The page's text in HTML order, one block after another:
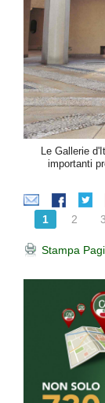
Le Gallerie
importanti
1 2 3
Stampa